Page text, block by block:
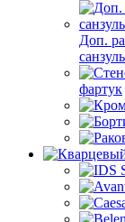
Доп.
фартук